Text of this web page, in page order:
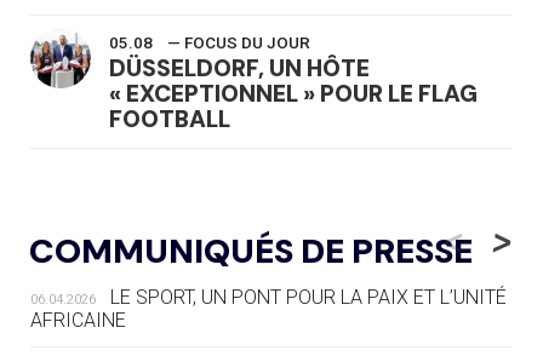
05.08 — FOCUS DU JOUR
DÜSSELDORF, UN HÔTE
« EXCEPTIONNEL » POUR LE FLAG
FOOTBALL
LE RÊVE DE VOIR LA LUGE ALPINE
AUX JO « N'EST PAS FINI »
05.08 — TIR À L'ARC
DES MONDIAUX À BRISBANE SUR LA
COMMUNIQUÉS DE PRESSE
<
06.04.2026
LE SPORT, UN PONT POUR LA PAIX ET L’UNITÉ
AFRICAINE
>